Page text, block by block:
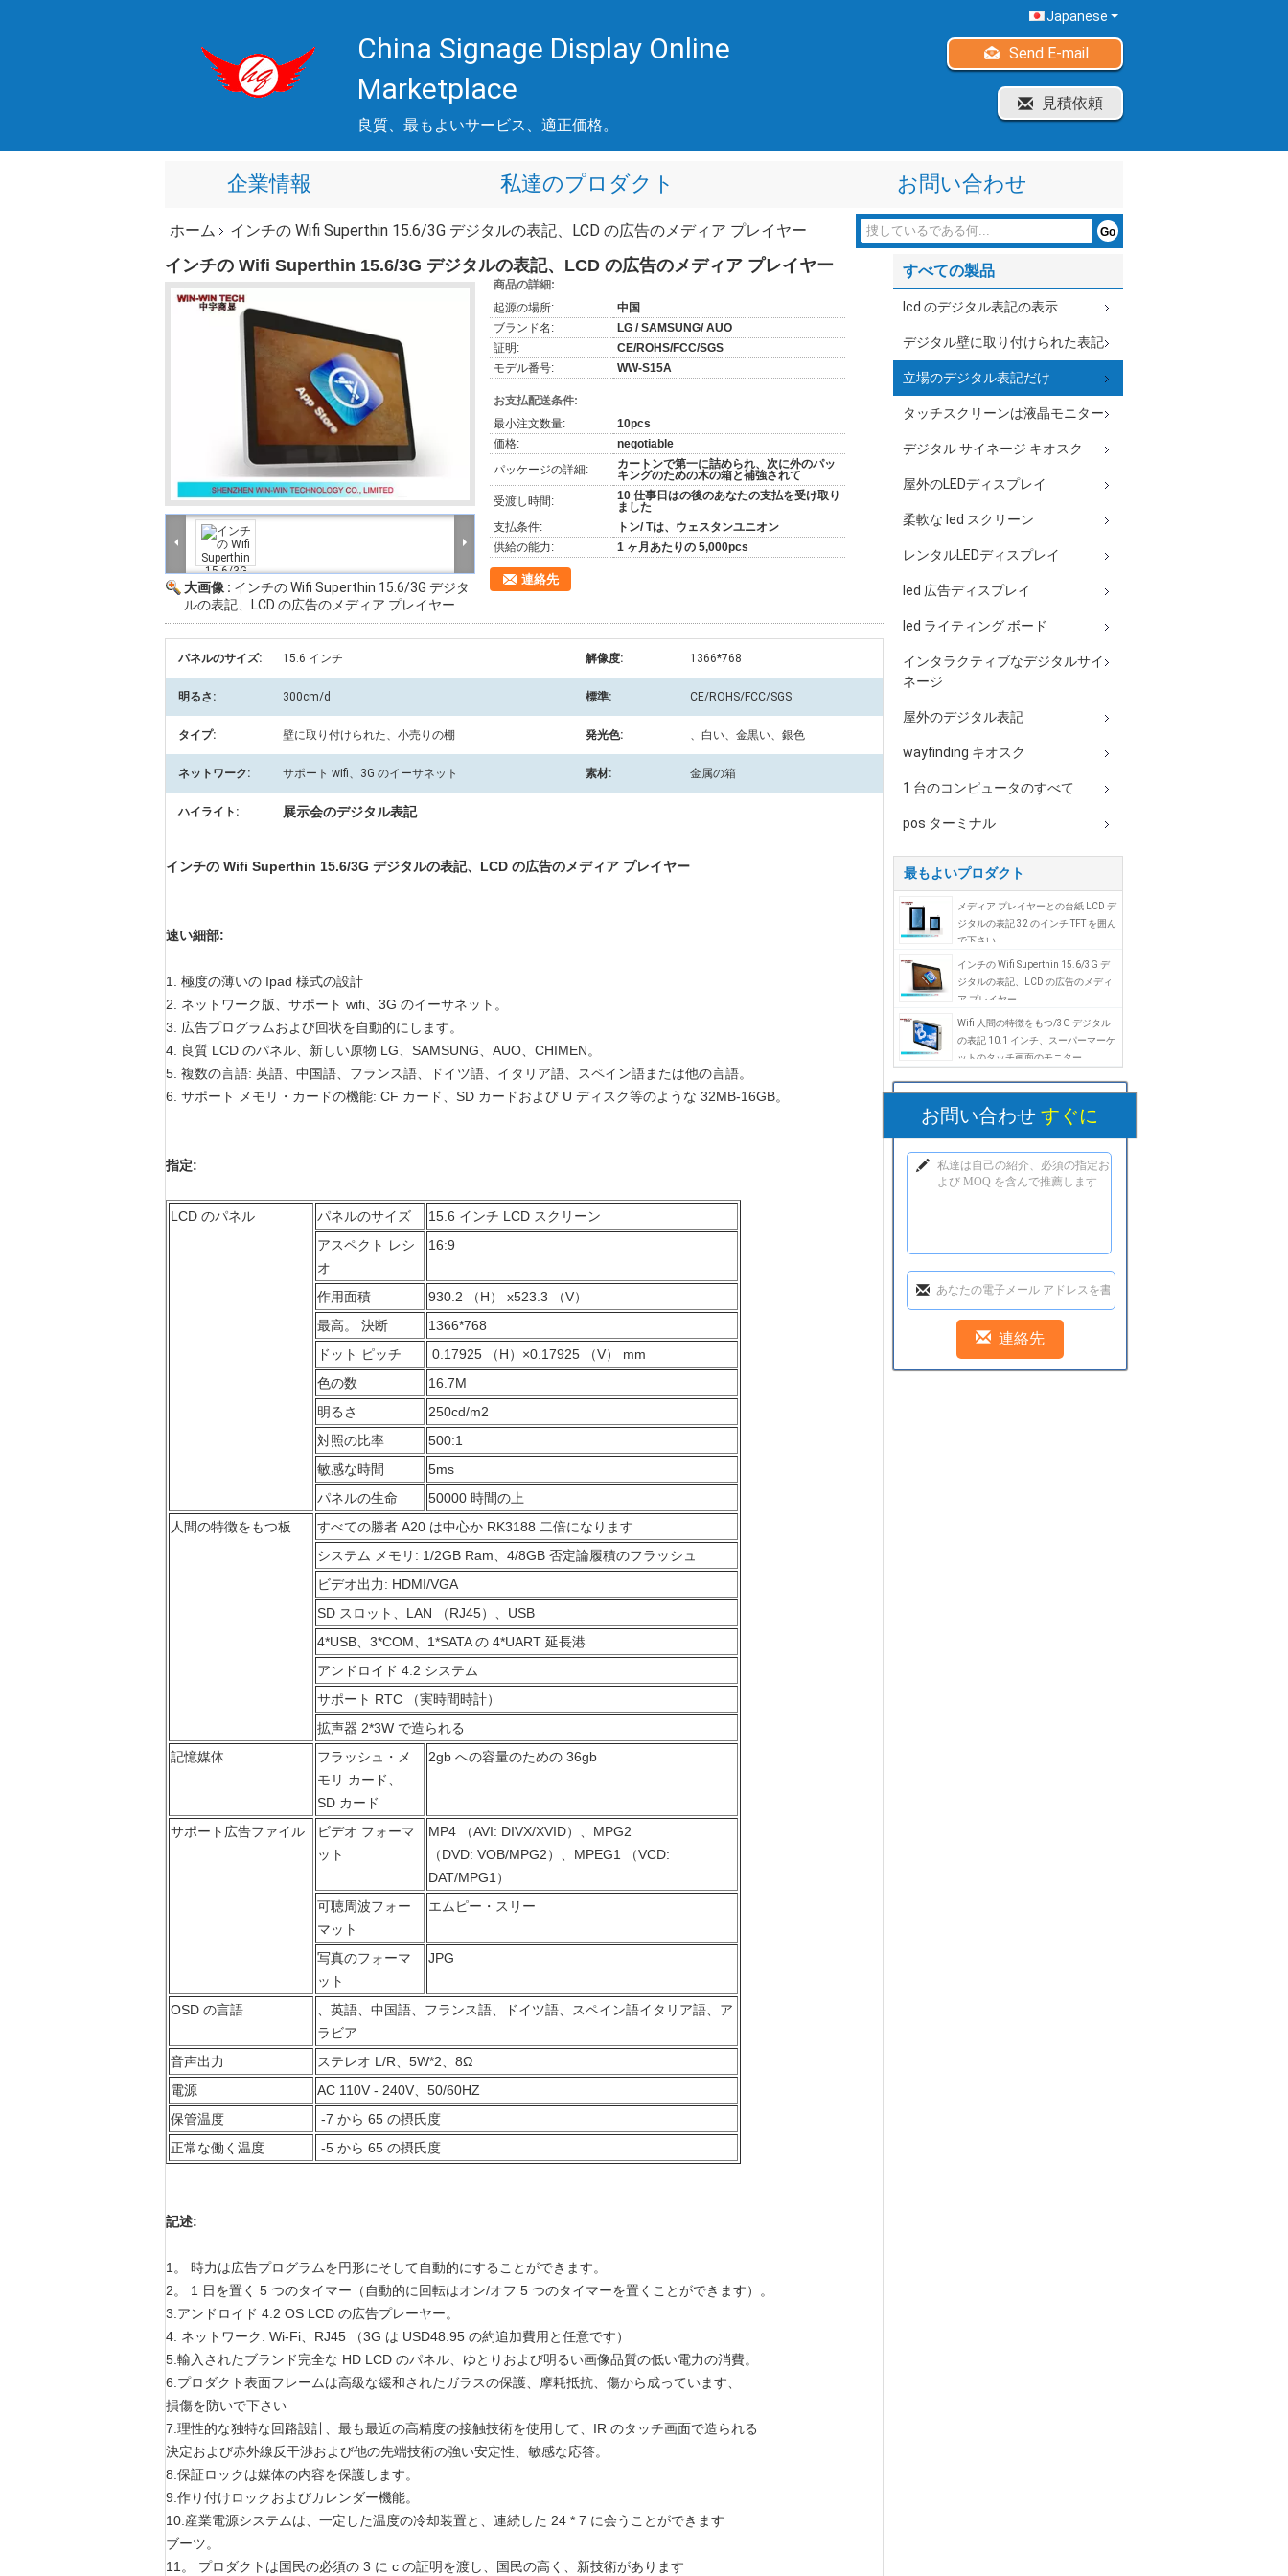
China Signage Display Online
Marketplace
良質、最もよいサービス、適正価格。
Japanese
Send E-mail
見積依頼
企業情報 私達のプロダクト お問い合わせ
ホーム インチの Wifi Superthin 15.6/3G デジタルの表記、LCD の広告のメディア プレイヤー
インチの Wifi Superthin 15.6/3G デジタルの表記、LCD の広告のメディア プレイヤー
大画像 : インチの Wifi Superthin 15.6/3G デジタ
ルの表記、LCD の広告のメディア プレイヤー
商品の詳細:
起源の場所:
中国
ブランド名:
LG / SAMSUNG/ AUO
証明:
CE/ROHS/FCC/SGS
モデル番号:
WW-S15A
お支払配送条件:
最小注文数量:
10pcs
価格:
negotiable
パッケージの詳細:
カートンで第一に詰められ、次に外のパッ
キングのための木の箱と補強されて
受渡し時間:
10 仕事日はの後のあなたの支払を受け取り
ました
支払条件:
トン/ Tは、ウェスタンユニオン
供給の能力:
1 ヶ月あたりの 5,000pcs
連絡先
パネルのサイズ: 15.6 インチ 解像度: 1366*768
明るさ: 300cm/d 標準: CE/ROHS/FCC/SGS
タイプ: 壁に取り付けられた、小売りの棚 発光色: 、白い、金黒い、銀色
ネットワーク: サポート wifi、3G のイーサネット 素材: 金属の箱
ハイライト: 展示会のデジタル表記
インチの Wifi Superthin 15.6/3G デジタルの表記、LCD の広告のメディア プレイヤー
速い細部:
1. 極度の薄いの Ipad 様式の設計
2. ネットワーク版、サポート wifi、3G のイーサネット。
3. 広告プログラムおよび回状を自動的にします。
4. 良質 LCD のパネル、新しい原物 LG、SAMSUNG、AUO、CHIMEN。
5. 複数の言語: 英語、中国語、フランス語、ドイツ語、イタリア語、スペイン語または他の言語。
6. サポート メモリ・カードの機能: CF カード、SD カードおよび U ディスク等のような 32MB-16GB。
指定:
LCD のパネル パネルのサイズ
15.6 インチ LCD スクリーン
アスペクト レシ
オ
16:9
作用面積
930.2 （H） x523.3 （V）
最高。 決断
1366*768
ドット ピッチ
0.17925 （H）×0.17925 （V） mm
色の数
16.7M
明るさ
250cd/m2
対照の比率
500:1
敏感な時間
5ms
パネルの生命
50000 時間の上
人間の特徴をもつ板
すべての勝者 A20 は中心か RK3188 二倍になります
システム メモリ: 1/2GB Ram、4/8GB 否定論履積のフラッシュ
ビデオ出力: HDMI/VGA
SD スロット、LAN （RJ45）、USB
4*USB、3*COM、1*SATA の 4*UART 延長港
アンドロイド 4.2 システム
サポート RTC （実時間時計）
拡声器 2*3W で造られる
記憶媒体
フラッシュ・メ
モリ カード、
SD カード
2gb への容量のための 36gb
サポート広告ファイル
ビデオ フォーマ
ット
MP4 （AVI: DIVX/XVID）、MPG2
（DVD: VOB/MPG2）、MPEG1 （VCD:
DAT/MPG1）
可聴周波フォー
マット
エムピー・スリー
写真のフォーマ
ット
JPG
OSD の言語
、英語、中国語、フランス語、ドイツ語、スペイン語イタリア語、ア
ラビア
音声出力
ステレオ L/R、5W*2、8Ω
電源
AC 110V - 240V、50/60HZ
保管温度
-7 から 65 の摂氏度
正常な働く温度
-5 から 65 の摂氏度
記述:
1。 時力は広告プログラムを円形にそして自動的にすることができます。
2。 1 日を置く 5 つのタイマー（自動的に回転はオン/オフ 5 つのタイマーを置くことができます）。
3.アンドロイド 4.2 OS LCD の広告プレーヤー。
4. ネットワーク: Wi-Fi、RJ45 （3G は USD48.95 の約追加費用と任意です）
5.輸入されたブランド完全な HD LCD のパネル、ゆとりおよび明るい画像品質の低い電力の消費。
6.プロダクト表面フレームは高級な緩和されたガラスの保護、摩耗抵抗、傷から成っています、
損傷を防いで下さい
7.理性的な独特な回路設計、最も最近の高精度の接触技術を使用して、IR のタッチ画面で造られる
決定および赤外線反干渉および他の先端技術の強い安定性、敏感な応答。
8.保証ロックは媒体の内容を保護します。
9.作り付けロックおよびカレンダー機能。
10.産業電源システムは、一定した温度の冷却装置と、連続した 24 * 7 に会うことができます
ブーツ。
11。 プロダクトは国民の必須の 3 に c の証明を渡し、国民の高く、新技術があります
すべての製品
lcd のデジタル表記の表示
デジタル壁に取り付けられた表記
立場のデジタル表記だけ
タッチスクリーンは液晶モニター
デジタル サイネージ キオスク
屋外のLEDディスプレイ
柔軟な led スクリーン
レンタルLEDディスプレイ
led 広告ディスプレイ
led ライティング ボード
インタラクティブなデジタルサイ
ネージ
屋外のデジタル表記
wayfinding キオスク
1 台のコンピュータのすべて
pos ターミナル
最もよいプロダクト
メディア プレイヤーとの台紙 LCD デ
ジタルの表記 32 のインチ TFT を囲ん
で下さい
インチの Wifi Superthin 15.6/3G デ
ジタルの表記、LCD の広告のメディ
ア プレイヤー
Wifi 人間の特徴をもつ/3G デジタル
の表記 10.1 インチ、スーパーマーケ
ットのタッチ画面のモニター
お問い合わせ すぐに